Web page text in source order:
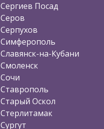
Сергиев Посад
Серов
Серпухов
Симферополь
Славянск-на-Кубани
Смоленск
Сочи
Ставрополь
Старый Оскол
Стерлитамак
Сургут